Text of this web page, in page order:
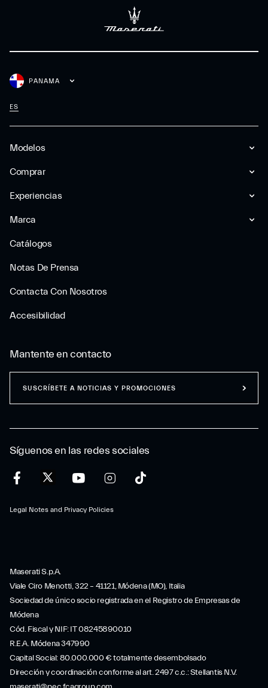
Modelos
Comprar
Experiencias
Marca
Catálogos
Notas De Prensa
Contacta Con Nosotros
Accesibilidad
PANAMA
ES
Síguenos en las redes sociales
Legal Notes and Privacy Policies
Mantente en contacto
SUSCRÍBETE A NOTICIAS Y PROMOCIONES
Maserati S.p.A.
Viale Ciro Menotti, 322 – 41121, Módena (MO), Italia
Sociedad de único socio registrada en el Registro de Empresas de
Módena
Cód. Fiscal y NIF: IT 08245890010
R.E.A. Módena 347990
Capital Social: 80.000.000 € totalmente desembolsado
Dirección y coordinación conforme al art. 2497 c.c.: Stellantis N.V.